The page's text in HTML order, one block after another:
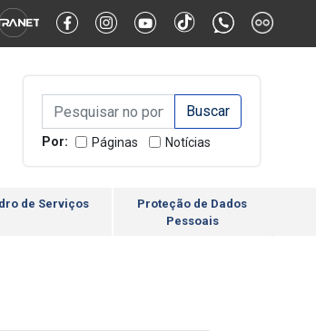
Alto Contraste Alternar Tamanho da Fonte
Campo de Busca de
Campo de Busca de informaçõesEnviar a Busca
Por: Páginas Notícias
de Serviços
Proteção de Dados
Pessoais